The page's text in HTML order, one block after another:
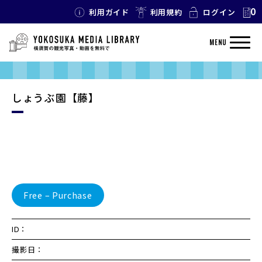
利用ガイド 利用規約 ログイン 0
MENU
しょうぶ園【藤】
Free – Purchase
ID：
撮影日：